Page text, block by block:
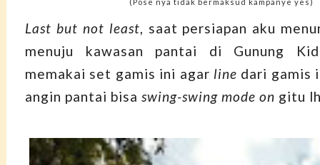
Last but not least, saat persiapan aku
menuju kawasan pantai di Gunung
memakai set gamis ini agar line dari gamis
angin pantai bisaswing-swing mode on gitu